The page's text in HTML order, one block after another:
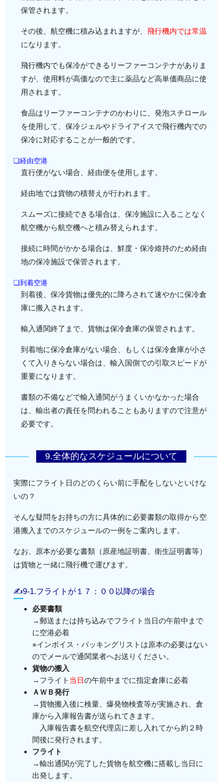
保管されます。
その後、航空機に積み込まれますが、飛行機内では常温
になります。
飛行機内でも保冷ができるリーファーコンテナがありま
すが、使用料が高価なので主に薬品など高単価商品に使
用されます。
食品はリーファーコンテナのかわりに、発泡スチロール
を使用して、保冷ジェルやドライアイスで飛行機内での
保冷に対応することが一般的です。
❏経由空港
直行便がない場合、経由便を使用します。
経由地では貨物の積替えが行われます。
スムーズに接続できる場合は、保冷施設に入ることなく
航空機から航空機へと積み替えられます。
接続に時間がかかる場合は、鮮度・保冷維持のため経由
地の保冷施設で保管されます。
❏到着空港
到着後、保冷貨物は優先的に降ろされて速やかに保冷倉
庫に搬入されます。
輸入通関終了まで、貨物は保冷倉庫の保管されます。
到着地に保冷倉庫がない場合、もしくは保冷倉庫が小さ
くて入りきらない場合は、輸入国側での引取スピードが
重要になります。
書類の不備などで輸入通関がうまくいかなかった場合
は、輸出者の責任を問われることもありますので注意が
必要です。
9.全体的なスケジュールについて
実際にフライト日のどのくらい前に手配をしないといけな
いの？
そんな疑問をお持ちの方に具体的に必要書類の取得から空
港搬入までのスケジュールの一例をご案内します。
なお、原本が必要な書類（原産地証明書、衛生証明書等）
は貨物と一緒に飛行機で運びます。
✍9-1.フライトが１７：００以降の場合
必要書類
→郵送または持ち込みでフライト当日の午前中まで
に空港必着
※インボイス・パッキングリストは原本の必要はない
のでメールで通関業者へお送りください。
貨物の搬入
→フライト 当日の午前中までに指定倉庫に必着
ＡＷＢ発行
→貨物搬入後に検量、爆発物検査等が実施され、倉
庫から入庫報告書が送られてきます。
入庫報告書を航空代理店に差し入れてから約２時
間後に発行されます。
フライト
→輸出通関が完了した貨物を航空機に搭載し当日に
出発します。